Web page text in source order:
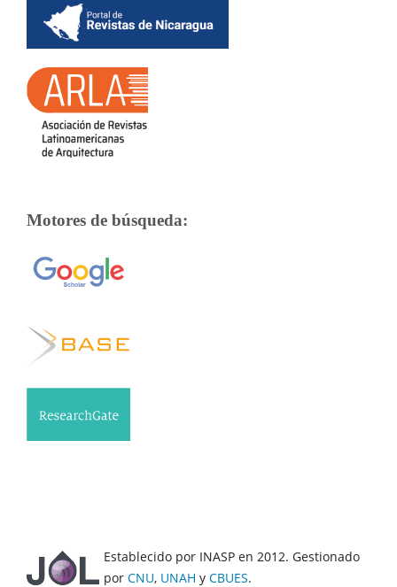
Motores de búsqueda:
Establecido por INASP en 2012. Gestionado
por CNU, UNAH y CBUES.